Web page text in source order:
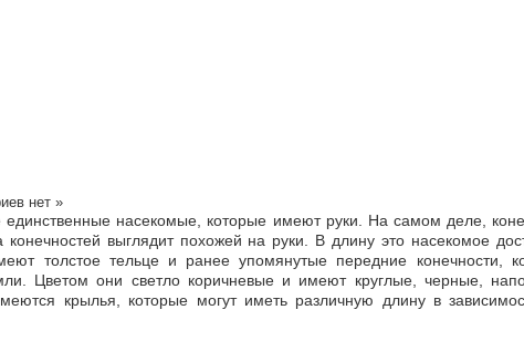
нет »
насекомые, которые имеют руки. На самом деле,
выглядит похожей на руки. В длину это насекомое
толстое тельце и ранее упомянутые передние конечности,
Цветом они светло коричневые и имеют круглые, черные,
крылья, которые могут иметь различную длину в